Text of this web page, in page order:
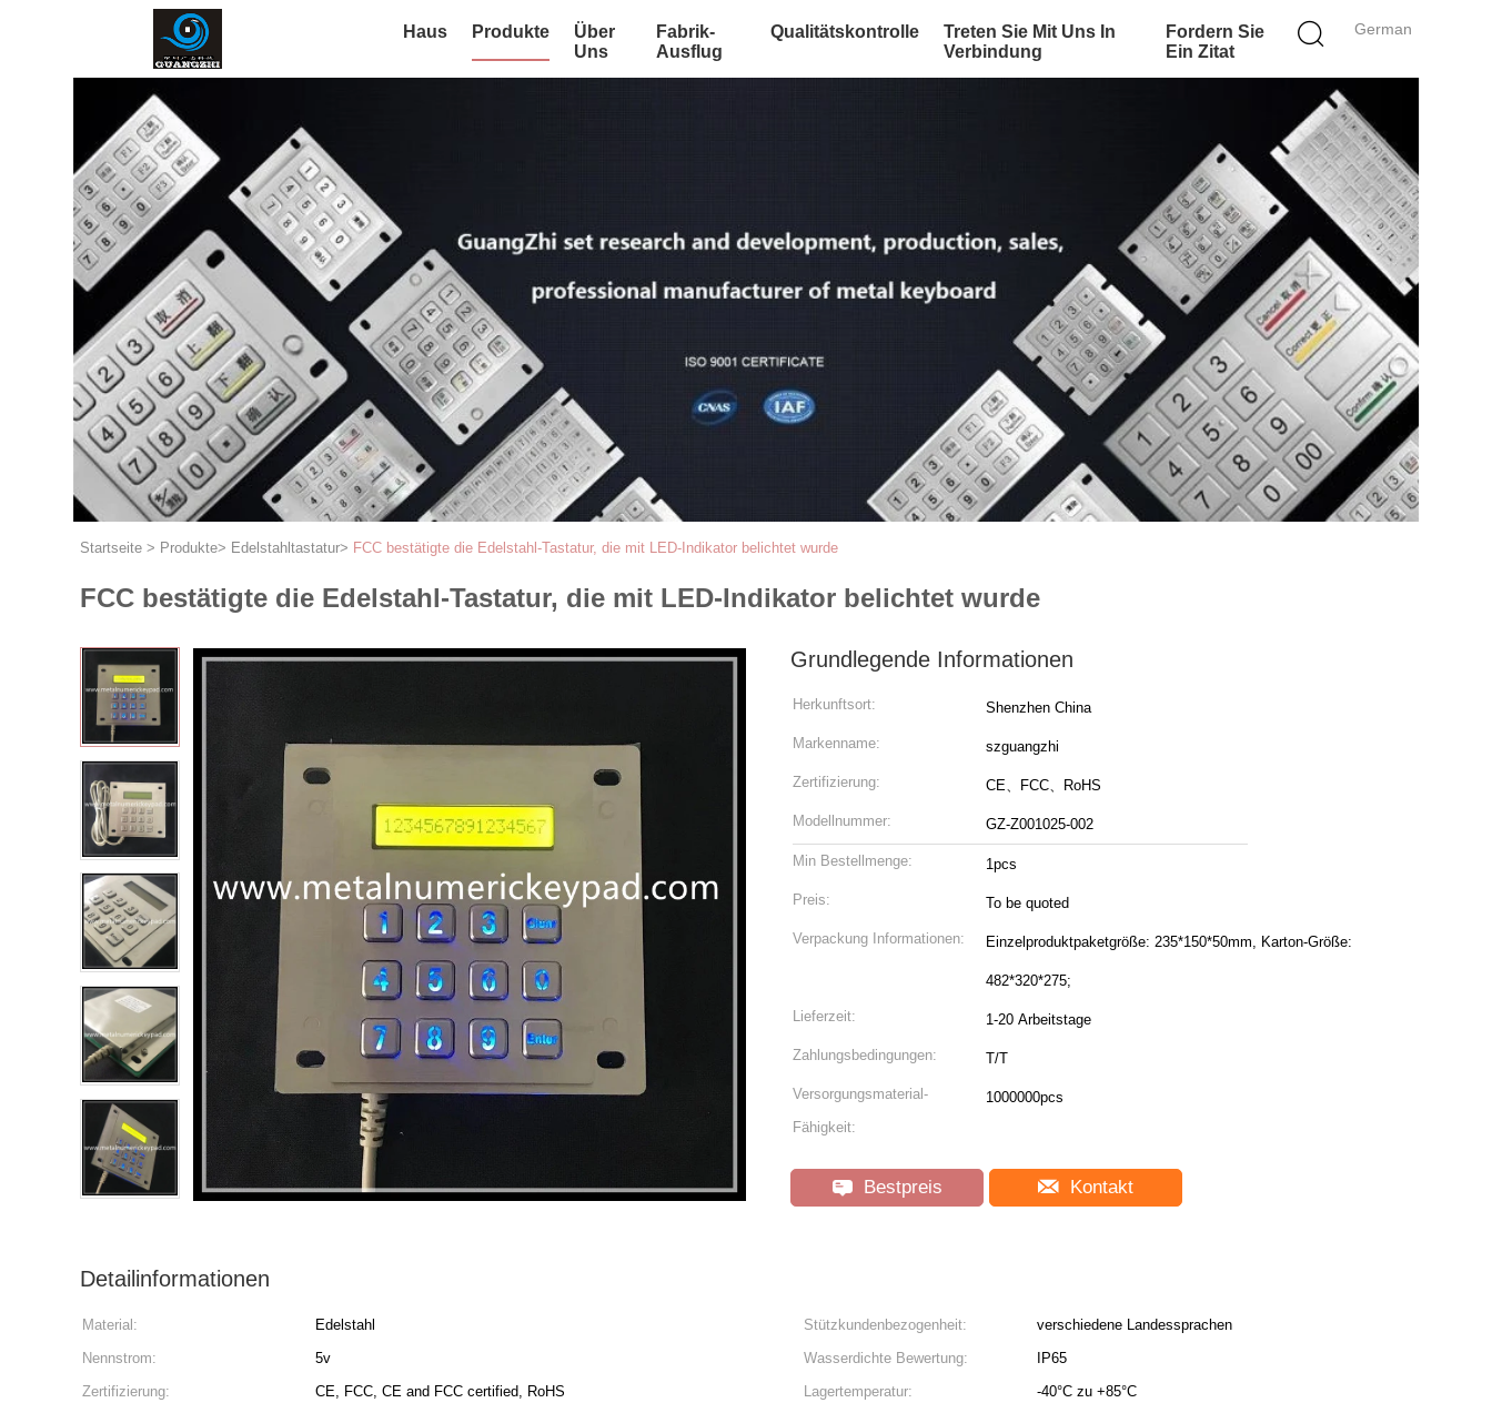
German
Haus Produkte
Über
Uns
Fabrik-
Ausflug
Qualitätskontrolle
Treten Sie Mit Uns In
Verbindung
Fordern Sie
Ein Zitat
Startseite > Produkte> Edelstahltastatur> FCC bestätigte die Edelstahl-Tastatur, die mit LED-Indikator belichtet wurde
FCC bestätigte die Edelstahl-Tastatur, die mit LED-Indikator belichtet wurde
Grundlegende Informationen
Herkunftsort: Shenzhen China
Markenname: szguangzhi
Zertifizierung: CE、FCC、RoHS
Modellnummer: GZ-Z001025-002
Min Bestellmenge: 1pcs
Preis: To be quoted
Verpackung Informationen: Einzelproduktpaketgröße: 235*150*50mm, Karton-Größe:
482*320*275;
Lieferzeit: 1-20 Arbeitstage
Zahlungsbedingungen: T/T
Versorgungsmaterial-
Fähigkeit:
1000000pcs
Bestpreis Kontakt
Detailinformationen
Material: Edelstahl Stützkundenbezogenheit:
verschiedene Landessprachen
Nennstrom:
5v Wasserdichte Bewertung:
IP65
Zertifizierung:
CE, FCC, CE and FCC certified, RoHS Lagertemperatur:
-40°C zu +85°C